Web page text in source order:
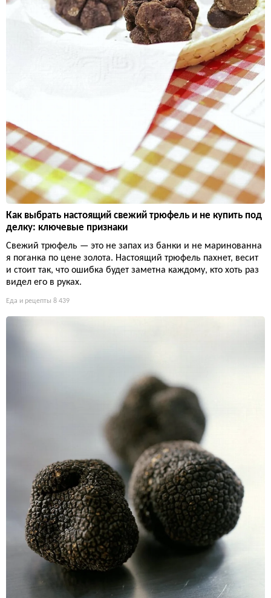
Как выбрать настоящий свежий трюфель и не купить под
делку: ключевые признаки
Свежий трюфель — это не запах из банки и не маринованна
я поганка по цене золота. Настоящий трюфель пахнет, весит
и стоит так, что ошибка будет заметна каждому, кто хоть раз
видел его в руках.
Еда и рецепты 8 439